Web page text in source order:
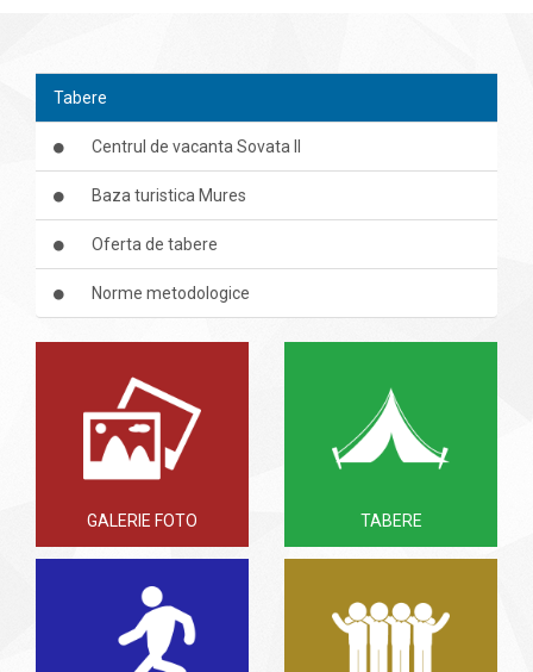
Tabere
Centrul de vacanta Sovata II
Baza turistica Mures
Oferta de tabere
Norme metodologice
GALERIE FOTO TABERE